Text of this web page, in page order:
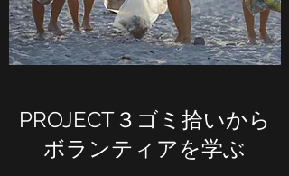
PROJECT３ゴミ拾いから
ボランティアを学ぶ